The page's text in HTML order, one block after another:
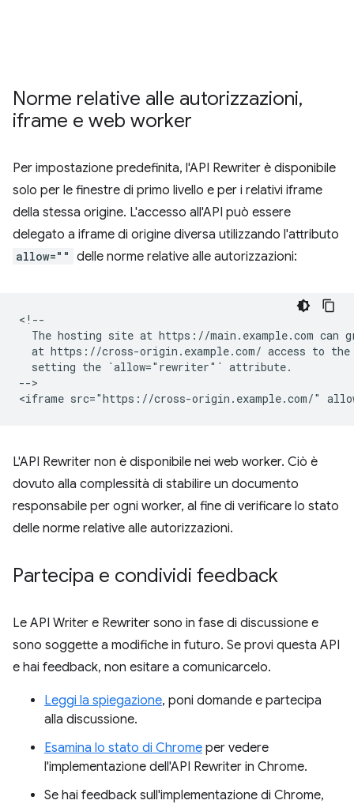
Norme relative alle autorizzazioni,
iframe e web worker
Per impostazione predefinita, l'API Rewriter è disponibile
solo per le finestre di primo livello e per i relativi iframe
della stessa origine. L'accesso all'API può essere
delegato a iframe di origine diversa utilizzando l'attributo
allow="" delle norme relative alle autorizzazioni:
<!--
The hosting site at https://main.example.com can
at https://cross-origin.example.com/ access to
  setting the `allow="rewriter"` attribute.
-->
L'API Rewriter non è disponibile nei web worker. Ciò è
dovuto alla complessità di stabilire un documento
responsabile per ogni worker, al fine di verificare lo stato
delle norme relative alle autorizzazioni.
Partecipa e condividi feedback
Le API Writer e Rewriter sono in fase di discussione e
sono soggette a modifiche in futuro. Se provi questa API
e hai feedback, non esitare a comunicarcelo.
Leggi la spiegazione, poni domande e partecipa
alla discussione.
Esamina lo stato di Chrome per vedere
l'implementazione dell'API Rewriter in Chrome.
Se hai feedback sull'implementazione di Chrome,